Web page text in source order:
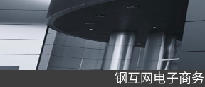
钢互网电子商务